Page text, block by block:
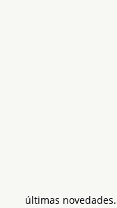
últimas novedades.